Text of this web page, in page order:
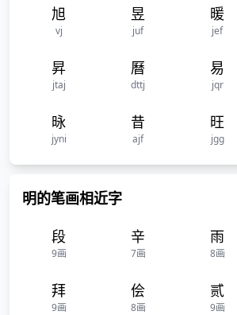
旭
vj
昱
juf
暖
jef
昇
jtaj
曆
dttj
易
jqr
昹
jyni
昔
ajf
旺
jgg
明的笔画相近字
段
9画
辛
7画
雨
8画
拜
9画
侩
8画
贰
9画